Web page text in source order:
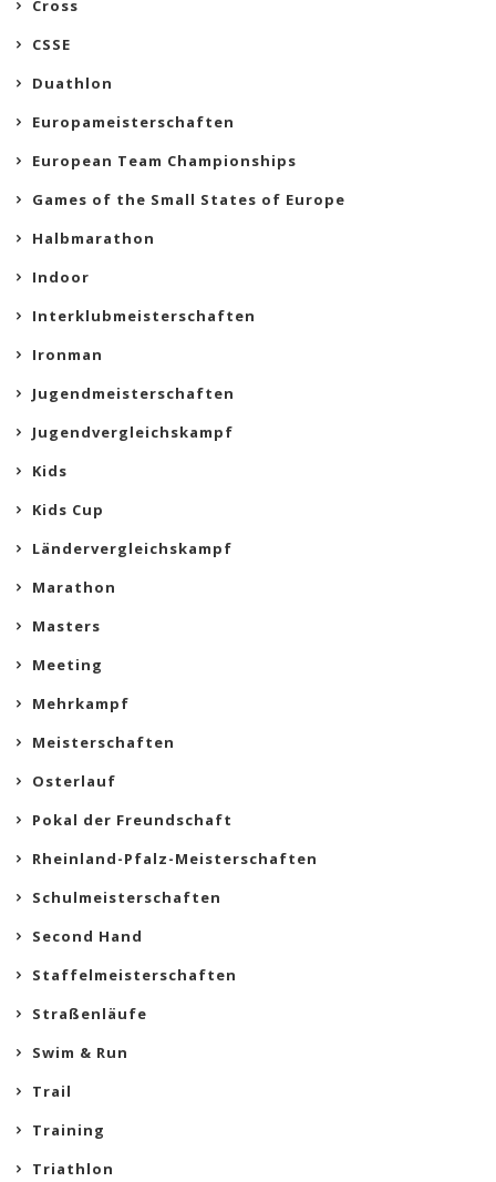
Cross
CSSE
Duathlon
Europameisterschaften
European Team Championships
Games of the Small States of Europe
Halbmarathon
Indoor
Interklubmeisterschaften
Ironman
Jugendmeisterschaften
Jugendvergleichskampf
Kids
Kids Cup
Ländervergleichskampf
Marathon
Masters
Meeting
Mehrkampf
Meisterschaften
Osterlauf
Pokal der Freundschaft
Rheinland-Pfalz-Meisterschaften
Schulmeisterschaften
Second Hand
Staffelmeisterschaften
Straßenläufe
Swim & Run
Trail
Training
Triathlon